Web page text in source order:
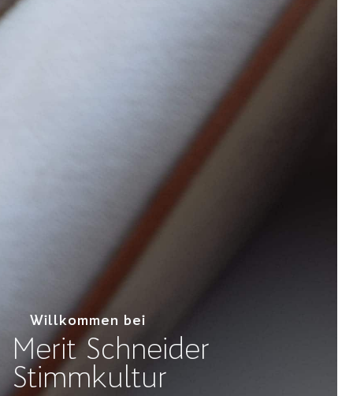
Willkommen bei
Merit Schneider
Stimmkultur